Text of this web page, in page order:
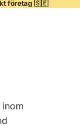
företag 🇸🇪
inom